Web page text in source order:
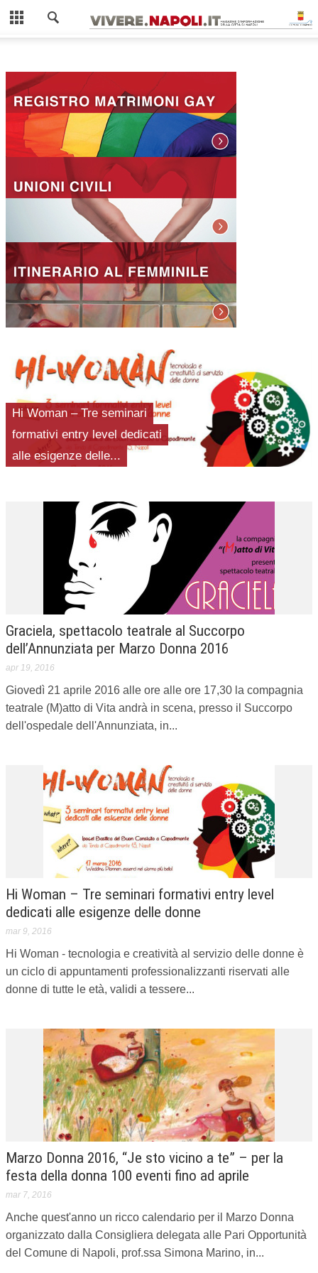
Chiudi
COME FARE LA RACCOLTA DIFFERENZIATA
ISOLE ECOLOGICHE
GIOVANI
MOBILITÀ
GUIDA AI MEZZI PUBBLICI
SCUOLA
SPORT
CULTURA
PARI OPPORTUNITÀ
WELFARE
PSICOLOGIA
Hi Woman – Tre seminari
formativi entry level dedicati
alle esigenze delle...
Graciela, spettacolo teatrale al Succorpo
dell’Annunziata per Marzo Donna 2016
apr 19, 2016
Giovedì 21 aprile 2016 alle ore alle ore 17,30 la compagnia
teatrale (M)atto di Vita andrà in scena, presso il Succorpo
dell'ospedale dell'Annunziata, in...
Hi Woman – Tre seminari formativi entry level
dedicati alle esigenze delle donne
mar 9, 2016
Hi Woman - tecnologia e creatività al servizio delle donne è
un ciclo di appuntamenti professionalizzanti riservati alle
donne di tutte le età, validi a tessere...
Marzo Donna 2016, “Je sto vicino a te” – per la
festa della donna 100 eventi fino ad aprile
mar 7, 2016
Anche quest'anno un ricco calendario per il Marzo Donna
organizzato dalla Consigliera delegata alle Pari Opportunità
del Comune di Napoli, prof.ssa Simona Marino, in...